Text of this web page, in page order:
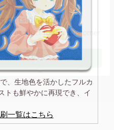
、生地色を活かしたフルカ
トも鮮やかに再現でき、イ
一覧はこちら